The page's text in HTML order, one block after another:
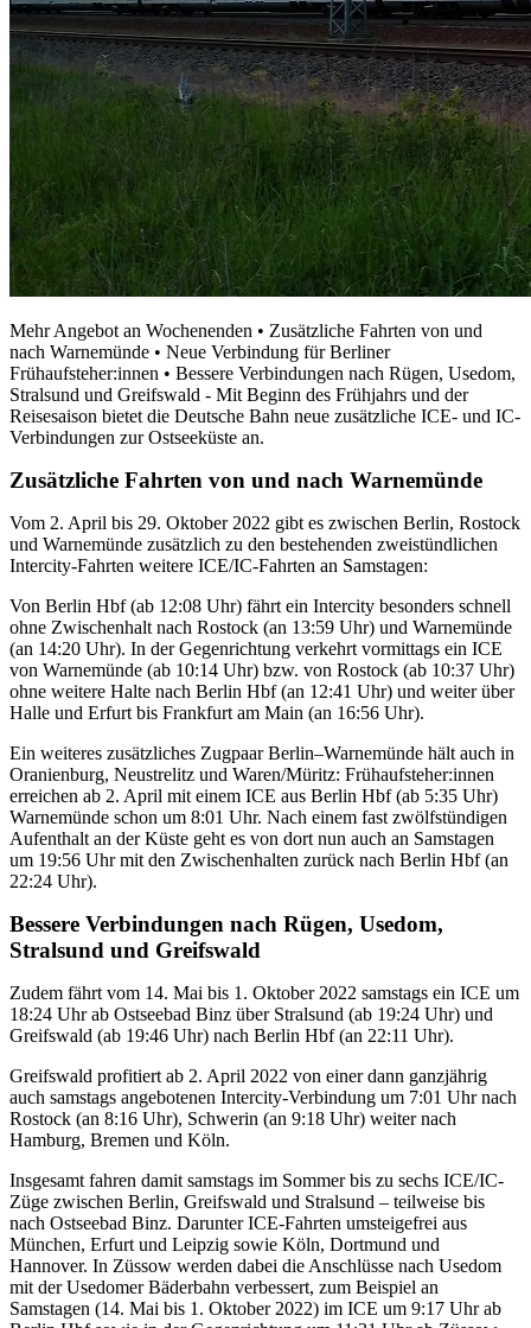
Mehr Angebot an Wochenenden • Zusätzliche Fahrten von und
nach Warnemünde • Neue Verbindung für Berliner
Frühaufsteher:innen • Bessere Verbindungen nach Rügen, Usedom,
Stralsund und Greifswald - Mit Beginn des Frühjahrs und der
Reisesaison bietet die Deutsche Bahn neue zusätzliche ICE- und IC-
Verbindungen zur Ostseeküste an.
Zusätzliche Fahrten von und nach Warnemünde
Vom 2. April bis 29. Oktober 2022 gibt es zwischen Berlin, Rostock
und Warnemünde zusätzlich zu den bestehenden zweistündlichen
Intercity-Fahrten weitere ICE/IC-Fahrten an Samstagen:
Von Berlin Hbf (ab 12:08 Uhr) fährt ein Intercity besonders schnell
ohne Zwischenhalt nach Rostock (an 13:59 Uhr) und Warnemünde
(an 14:20 Uhr). In der Gegenrichtung verkehrt vormittags ein ICE
von Warnemünde (ab 10:14 Uhr) bzw. von Rostock (ab 10:37 Uhr)
ohne weitere Halte nach Berlin Hbf (an 12:41 Uhr) und weiter über
Halle und Erfurt bis Frankfurt am Main (an 16:56 Uhr).
Ein weiteres zusätzliches Zugpaar Berlin–Warnemünde hält auch in
Oranienburg, Neustrelitz und Waren/Müritz: Frühaufsteher:innen
erreichen ab 2. April mit einem ICE aus Berlin Hbf (ab 5:35 Uhr)
Warnemünde schon um 8:01 Uhr. Nach einem fast zwölfstündigen
Aufenthalt an der Küste geht es von dort nun auch an Samstagen
um 19:56 Uhr mit den Zwischenhalten zurück nach Berlin Hbf (an
22:24 Uhr).
Bessere Verbindungen nach Rügen, Usedom,
Stralsund und Greifswald
Zudem fährt vom 14. Mai bis 1. Oktober 2022 samstags ein ICE um
18:24 Uhr ab Ostseebad Binz über Stralsund (ab 19:24 Uhr) und
Greifswald (ab 19:46 Uhr) nach Berlin Hbf (an 22:11 Uhr).
Greifswald profitiert ab 2. April 2022 von einer dann ganzjährig
auch samstags angebotenen Intercity-Verbindung um 7:01 Uhr nach
Rostock (an 8:16 Uhr), Schwerin (an 9:18 Uhr) weiter nach
Hamburg, Bremen und Köln.
Insgesamt fahren damit samstags im Sommer bis zu sechs ICE/IC-
Züge zwischen Berlin, Greifswald und Stralsund – teilweise bis
nach Ostseebad Binz. Darunter ICE-Fahrten umsteigefrei aus
München, Erfurt und Leipzig sowie Köln, Dortmund und
Hannover. In Züssow werden dabei die Anschlüsse nach Usedom
mit der Usedomer Bäderbahn verbessert, zum Beispiel an
Samstagen (14. Mai bis 1. Oktober 2022) im ICE um 9:17 Uhr ab